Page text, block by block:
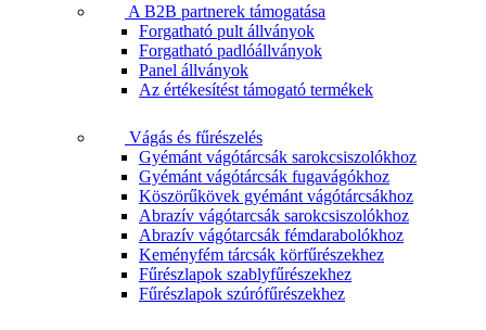
A B2B partnerek támogatása
Forgatható pult állványok
Forgatható padlóállványok
Panel állványok
Az értékesítést támogató termékek
Vágás és fűrészelés
Gyémánt vágótárcsák sarokcsiszolókhoz
Gyémánt vágótárcsák fugavágókhoz
Köszörűkövek gyémánt vágótárcsákhoz
Abrazív vágótarcsák sarokcsiszolókhoz
Abrazív vágótarcsák fémdarabolókhoz
Keményfém tárcsák körfűrészekhez
Fűrészlapok szablyfűrészekhez
Fűrészlapok szúrófűrészekhez